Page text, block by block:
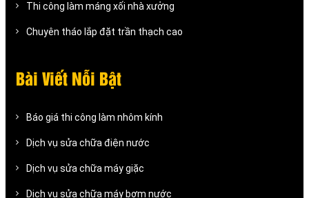
Thi công làm máng xối nhà xưởng
Chuyên tháo lắp đặt trần thạch cao
Bài Viết Nỗi Bật
Báo giá thi công làm nhôm kính
Dịch vụ sửa chữa điện nước
Dịch vụ sửa chữa máy giặc
Dịch vụ sửa chữa máy bơm nước